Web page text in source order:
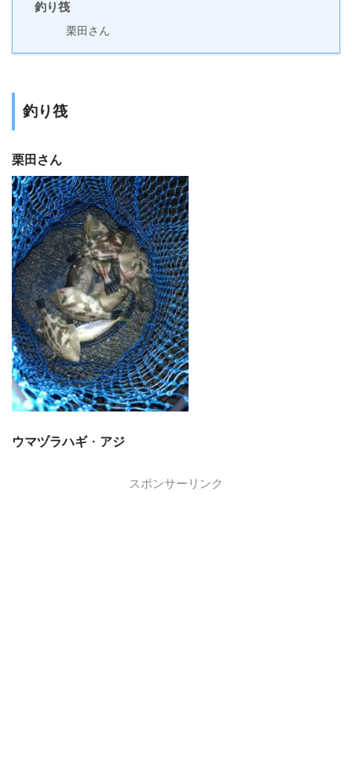
釣り筏
栗田さん
釣り筏
栗田さん
ウマヅラハギ・ アジ
スポンサーリンク